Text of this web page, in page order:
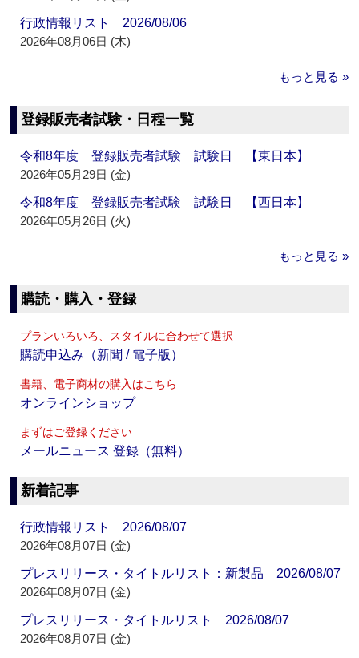
行政情報リスト 2026/08/06
2026年08月06日 (木)
もっと見る »
登録販売者試験・日程一覧
令和8年度 登録販売者試験 試験日 【東日本】
2026年05月29日 (金)
令和8年度 登録販売者試験 試験日 【西日本】
2026年05月26日 (火)
もっと見る »
購読・購入・登録
プランいろいろ、スタイルに合わせて選択
購読申込み（新聞 / 電子版）
書籍、電子商材の購入はこちら
オンラインショップ
まずはご登録ください
メールニュース 登録（無料）
新着記事
行政情報リスト 2026/08/07
2026年08月07日 (金)
プレスリリース・タイトルリスト：新製品 2026/08/07
2026年08月07日 (金)
プレスリリース・タイトルリスト 2026/08/07
2026年08月07日 (金)